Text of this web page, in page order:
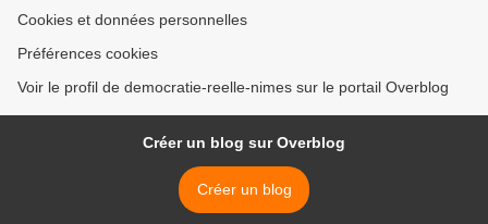
Cookies et données personnelles
Préférences cookies
Voir le profil de democratie-reelle-nimes sur le portail Overblog
Créer un blog sur Overblog
Créer un blog